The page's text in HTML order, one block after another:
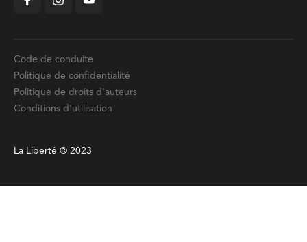
Code de conduite
Politique de confidentialité
Politique de droits d'auteurs
Conditions d'utilisation
La Liberté © 2023